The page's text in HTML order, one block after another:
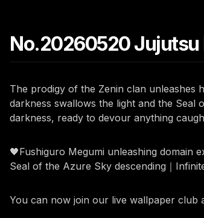
No.20260520 Jujutsu
The prodigy of the Zenin clan unleashes
darkness swallows the light and the Seal
darkness, ready to devour anything
🖤Fushiguro Megumi unleashing domain
Seal of the Azure Sky descending｜
You can now join our live wallpaper club